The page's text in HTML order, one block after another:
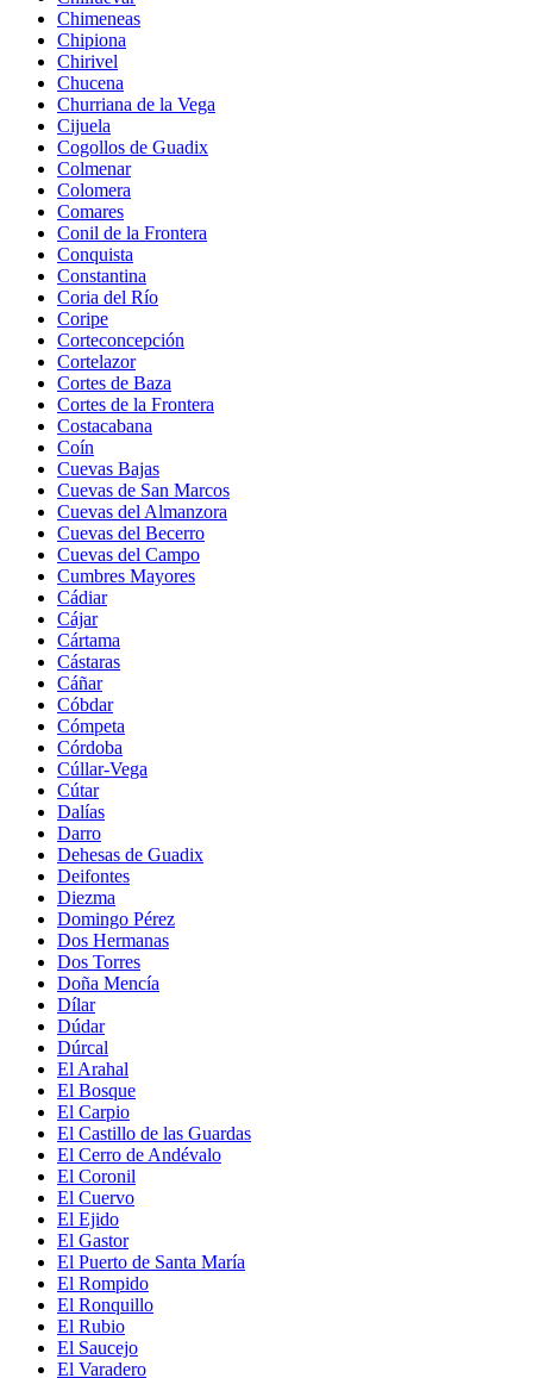
Chimeneas
Chipiona
Chirivel
Chucena
Churriana de la Vega
Cijuela
Cogollos de Guadix
Colmenar
Colomera
Comares
Conil de la Frontera
Conquista
Constantina
Coria del Río
Coripe
Corteconcepción
Cortelazor
Cortes de Baza
Cortes de la Frontera
Costacabana
Coín
Cuevas Bajas
Cuevas de San Marcos
Cuevas del Almanzora
Cuevas del Becerro
Cuevas del Campo
Cumbres Mayores
Cádiar
Cájar
Cártama
Cástaras
Cáñar
Cóbdar
Cómpeta
Córdoba
Cúllar-Vega
Cútar
Dalías
Darro
Dehesas de Guadix
Deifontes
Diezma
Domingo Pérez
Dos Hermanas
Dos Torres
Doña Mencía
Dílar
Dúdar
Dúrcal
El Arahal
El Bosque
El Carpio
El Castillo de las Guardas
El Cerro de Andévalo
El Coronil
El Cuervo
El Ejido
El Gastor
El Puerto de Santa María
El Rompido
El Ronquillo
El Rubio
El Saucejo
El Varadero